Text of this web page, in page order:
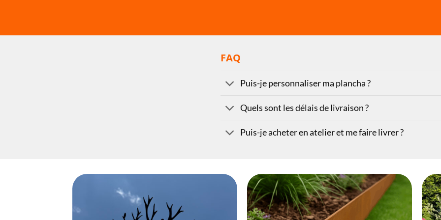
FAQ
Puis-je personnaliser ma plancha ?
Quels sont les délais de livraison ?
Puis-je acheter en atelier et me faire livrer ?